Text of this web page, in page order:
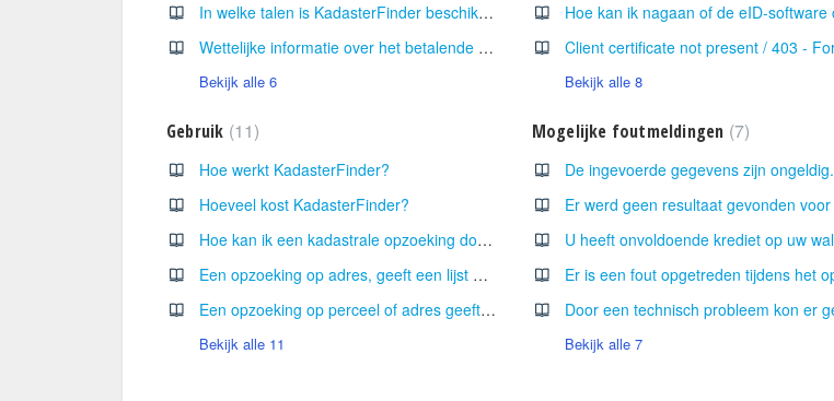
In welke talen is KadasterFinder beschikbaar?
Wettelijke informatie over het betalende 070 – nummer (070 22 89 00)
Bekijk alle 6 Bekijk alle 8
Gebruik 11
Hoe werkt KadasterFinder?
Hoeveel kost KadasterFinder?
Hoe kan ik een kadastrale opzoeking doen in KadasterFinder?
Een opzoeking op adres, geeft een lijst met leggers, hoe interpreteer ik de busnummers?
Een opzoeking op perceel of adres geeft een lijst met leggers, hoe interpreteer ik de kolom "Detail"?
Bekijk alle 11
Mogelijke foutmeldingen 7
De ingevoerde gegevens zijn ongeldig.
Bekijk alle 7